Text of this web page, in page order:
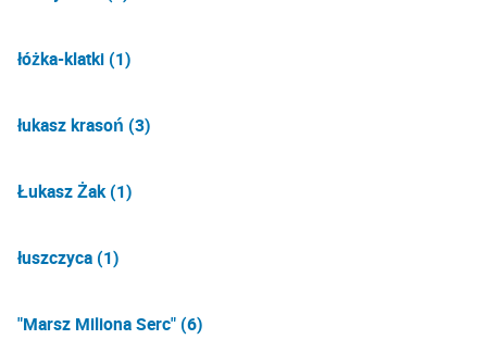
łóżka-klatki (1)
łukasz krasoń (3)
Łukasz Żak (1)
łuszczyca (1)
"Marsz Miliona Serc" (6)